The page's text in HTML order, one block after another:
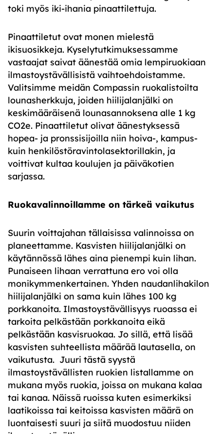
toki myös iki-ihania pinaattilettuja.
Pinaattiletut ovat monen mielestä
ikisuosikkeja. Kyselytutkimuksessamme
vastaajat saivat äänestää omia lempiruokiaan
ilmastoystävällisistä vaihtoehdoistamme.
Valitsimme meidän Compassin ruokalistoilta
lounasherkkuja, joiden hiilijalanjälki on
keskimääräisenä lounasannoksena alle 1 kg
CO2e. Pinaattiletut olivat äänestyksessä
hopea- ja pronssisijoilla niin hoiva-, kampus-
kuin henkilöstöravintolasektorillakin, ja
voittivat kultaa koulujen ja päiväkotien
sarjassa.
Ruokavalinnoillamme on tärkeä vaikutus
Suurin voittajahan tällaisissa valinnoissa on
planeettamme. Kasvisten hiilijalanjälki on
käytännössä lähes aina pienempi kuin lihan.
Punaiseen lihaan verrattuna ero voi olla
monikymmenkertainen. Yhden naudanlihakilon
hiilijalanjälki on sama kuin lähes 100 kg
porkkanoita. Ilmastoystävällisyys ruoassa ei
tarkoita pelkästään porkkanoita eikä
pelkästään kasvisruokaa. Jo sillä, että lisää
kasvisten suhteellista määrää lautasella, on
vaikutusta. Juuri tästä syystä
ilmastoystävällisten ruokien listallamme on
mukana myös ruokia, joissa on mukana kalaa
tai kanaa. Näissä ruoissa kuten esimerkiksi
laatikoissa tai keitoissa kasvisten määrä on
luontaisesti suuri ja siitä muodostuu niiden